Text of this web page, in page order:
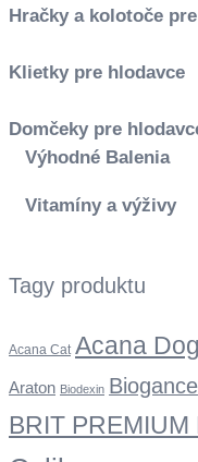
Hračky a kolotoče
Klietky pre hlodavce
Domčeky pre
Výhodné Balenia
Vitamíny a výživy
Tagy produktu
Acana Cat Acana Dog
Araton Biodexin Biogance
BRIT PREMIUM